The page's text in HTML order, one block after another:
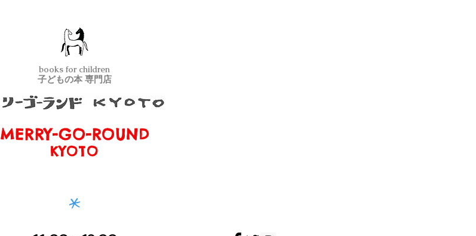
子どもの本 専門店
books for children
メリーゴーランド京都
MERRY-GO-ROUND
KYOTO
*